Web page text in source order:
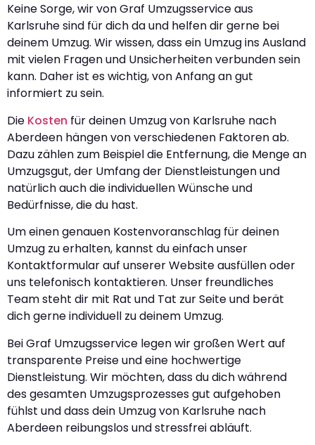
Keine Sorge, wir von Graf Umzugsservice aus
Karlsruhe sind für dich da und helfen dir gerne bei
deinem Umzug. Wir wissen, dass ein Umzug ins Ausland
mit vielen Fragen und Unsicherheiten verbunden sein
kann. Daher ist es wichtig, von Anfang an gut
informiert zu sein.
Die Kosten für deinen Umzug von Karlsruhe nach
Aberdeen hängen von verschiedenen Faktoren ab.
Dazu zählen zum Beispiel die Entfernung, die Menge an
Umzugsgut, der Umfang der Dienstleistungen und
natürlich auch die individuellen Wünsche und
Bedürfnisse, die du hast.
Um einen genauen Kostenvoranschlag für deinen
Umzug zu erhalten, kannst du einfach unser
Kontaktformular auf unserer Website ausfüllen oder
uns telefonisch kontaktieren. Unser freundliches
Team steht dir mit Rat und Tat zur Seite und berät
dich gerne individuell zu deinem Umzug.
Bei Graf Umzugsservice legen wir großen Wert auf
transparente Preise und eine hochwertige
Dienstleistung. Wir möchten, dass du dich während
des gesamten Umzugsprozesses gut aufgehoben
fühlst und dass dein Umzug von Karlsruhe nach
Aberdeen reibungslos und stressfrei abläuft.